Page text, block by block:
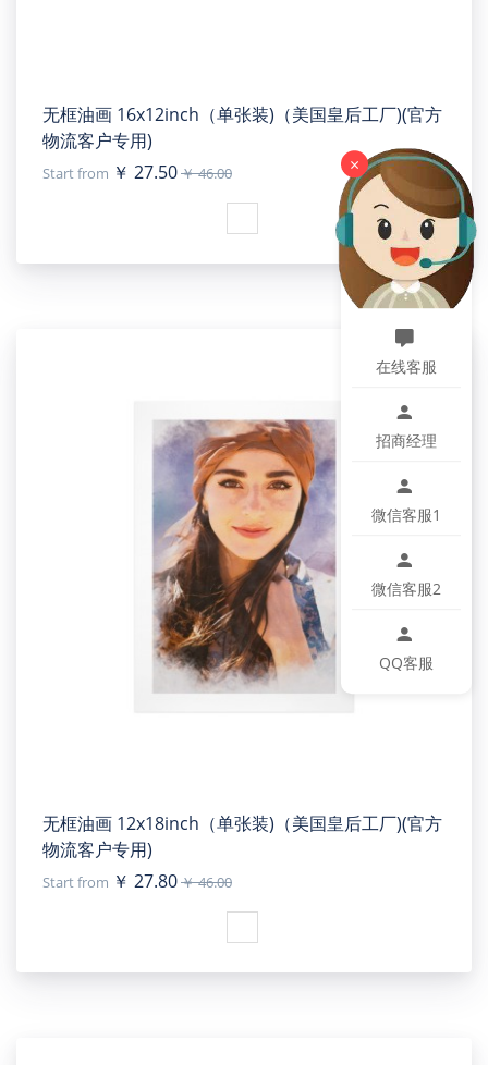
无框油画 16x12inch（单张装)（美国皇后工厂)(官方
物流客户专用)
Start from ￥ 27.50￥ 46.00
无框油画 12x18inch（单张装)（美国皇后工厂)(官方
物流客户专用)
Start from ￥ 27.80￥ 46.00
×
在线客服
招商经理
微信客服1
微信客服2
QQ客服